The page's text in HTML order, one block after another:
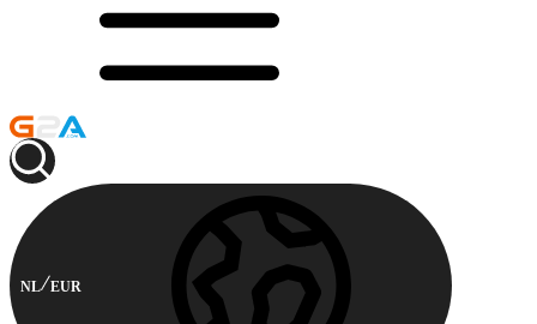
NL EUR